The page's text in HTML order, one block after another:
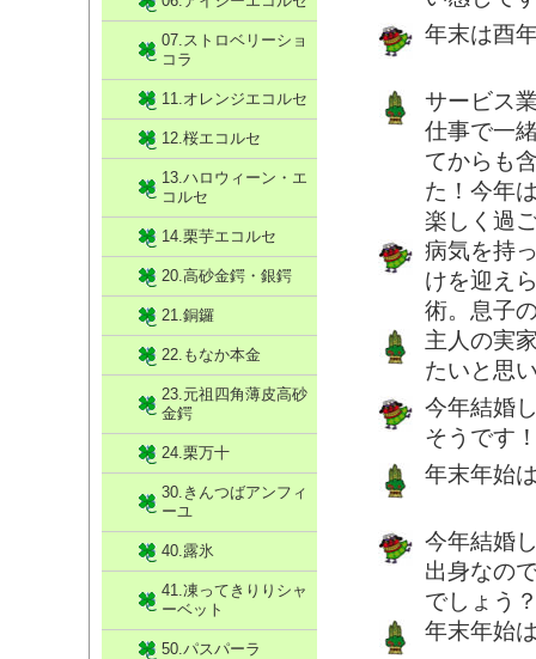
年末は酉
サービス
仕事で一
てからも
た！今年
楽しく過
病気を持
けを迎え
術。息子
主人の実
たいと思
今年結婚
そうです
年末年始
今年結婚
出身なの
でしょう
年末年始
07.ストロベリーショ
コラ
11.オレンジエコルセ
12.桜エコルセ
13.ハロウィーン・エ
コルセ
14.栗芋エコルセ
20.高砂金鍔・銀鍔
21.銅鑼
22.もなか本金
23.元祖四角薄皮高砂
金鍔
24.栗万十
30.きんつばアンフィ
ーユ
40.露氷
41.凍ってきりりシャ
ーベット
50.パスパーラ